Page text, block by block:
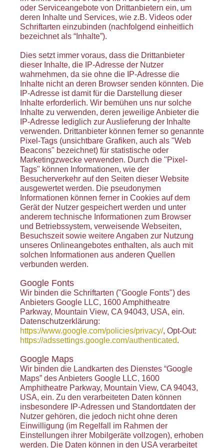
oder Serviceangebote von Drittanbietern ein, um
deren Inhalte und Services, wie z.B. Videos oder
Schriftarten einzubinden (nachfolgend einheitlich
bezeichnet als “Inhalte”).
Dies setzt immer voraus, dass die Drittanbieter
dieser Inhalte, die IP-Adresse der Nutzer
wahrnehmen, da sie ohne die IP-Adresse die
Inhalte nicht an deren Browser senden könnten. Die
IP-Adresse ist damit für die Darstellung dieser
Inhalte erforderlich. Wir bemühen uns nur solche
Inhalte zu verwenden, deren jeweilige Anbieter die
IP-Adresse lediglich zur Auslieferung der Inhalte
verwenden. Drittanbieter können ferner so genannte
Pixel-Tags (unsichtbare Grafiken, auch als "Web
Beacons" bezeichnet) für statistische oder
Marketingzwecke verwenden. Durch die "Pixel-
Tags" können Informationen, wie der
Besucherverkehr auf den Seiten dieser Website
ausgewertet werden. Die pseudonymen
Informationen können ferner in Cookies auf dem
Gerät der Nutzer gespeichert werden und unter
anderem technische Informationen zum Browser
und Betriebssystem, verweisende Webseiten,
Besuchszeit sowie weitere Angaben zur Nutzung
unseres Onlineangebotes enthalten, als auch mit
solchen Informationen aus anderen Quellen
verbunden werden.
Google Fonts
Wir binden die Schriftarten ("Google Fonts") des
Anbieters Google LLC, 1600 Amphitheatre
Parkway, Mountain View, CA 94043, USA, ein.
Datenschutzerklärung:
https://www.google.com/policies/privacy/, Opt-Out:
https://adssettings.google.com/authenticated.
Google Maps
Wir binden die Landkarten des Dienstes “Google
Maps” des Anbieters Google LLC, 1600
Amphitheatre Parkway, Mountain View, CA 94043,
USA, ein. Zu den verarbeiteten Daten können
insbesondere IP-Adressen und Standortdaten der
Nutzer gehören, die jedoch nicht ohne deren
Einwilligung (im Regelfall im Rahmen der
Einstellungen ihrer Mobilgeräte vollzogen), erhoben
werden. Die Daten können in den USA verarbeitet